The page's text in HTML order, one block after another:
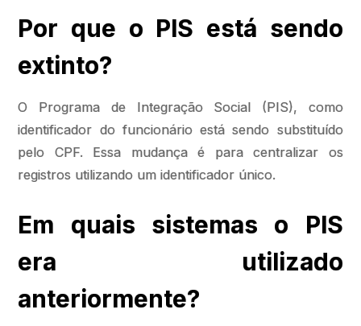
Por que o PIS está sendo
extinto?
O Programa de Integração Social (PIS), como
identificador do funcionário está sendo substituído
pelo CPF. Essa mudança é para centralizar os
registros utilizando um identificador único.
Em quais sistemas o PIS
era utilizado
anteriormente?